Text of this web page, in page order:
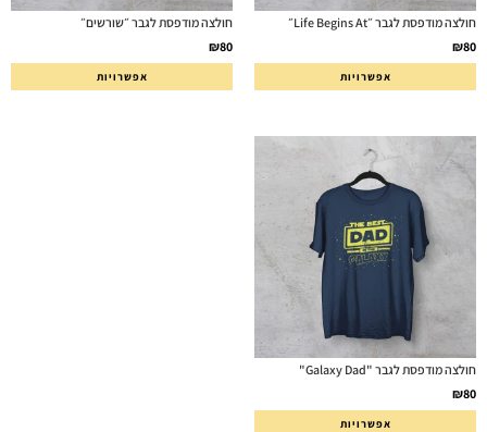
חולצה מודפסת לגבר ״Life Begins At״
₪80
אפשרויות
חולצה מודפסת לגבר ״שורשים״
₪80
אפשרויות
חולצה מודפסת לגבר "Galaxy Dad"
₪80
אפשרויות